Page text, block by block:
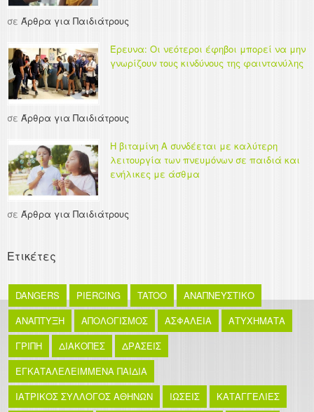
σε Άρθρα για Παιδιάτρους
Έρευνα: Οι νεότεροι έφηβοι μπορεί να μην
γνωρίζουν τους κινδύνους της φαιντανύλης
σε Άρθρα για Παιδιάτρους
Η βιταμίνη Α συνδέεται με καλύτερη
λειτουργία των πνευμόνων σε παιδιά και
ενήλικες με άσθμα
σε Άρθρα για Παιδιάτρους
Ετικέτες
DANGERS PIERCING TATOO
ΑΝΑΠΝΕΥΣΤΙΚΟ
ΑΝΑΠΤΥΞΗ
ΑΠΟΛΟΓΙΣΜΟΣ ΑΣΦΑΛΕΙΑ
ΑΤΥΧΗΜΑΤΑ
ΓΡΙΠΗ
ΔΙΑΚΟΠΕΣ
ΔΡΑΣΕΙΣ
ΕΓΚΑΤΑΛΕΛΕΙΜΜΕΝΑ ΠΑΙΔΙΑ
ΙΑΤΡΙΚΟΣ ΣΥΛΛΟΓΟΣ ΑΘΗΝΩΝ
ΙΩΣΕΙΣ ΚΑΤΑΓΓΕΛΙΕΣ